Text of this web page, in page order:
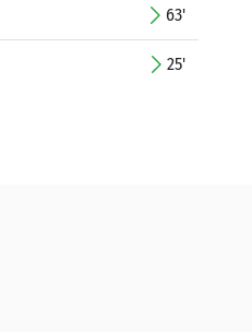
63'
25'